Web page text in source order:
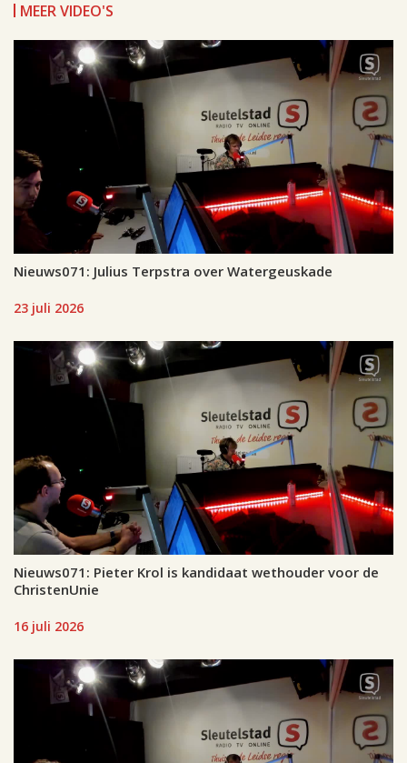
MEER VIDEO'S
Nieuws071: Julius Terpstra over Watergeuskade
23 juli 2026
Nieuws071: Pieter Krol is kandidaat wethouder voor de
ChristenUnie
16 juli 2026